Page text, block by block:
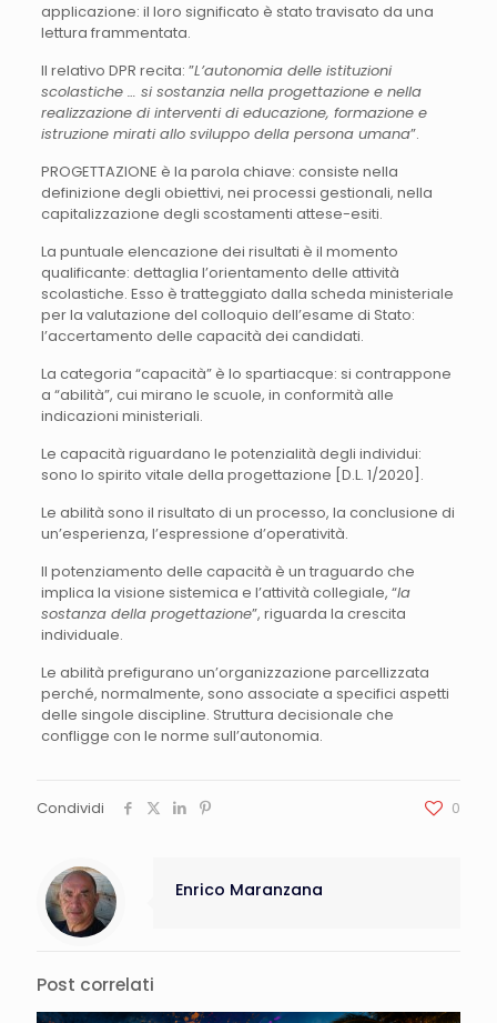
applicazione: il loro significato è stato travisato da una
lettura frammentata.
Il relativo DPR recita: ”L’autonomia delle istituzioni
scolastiche … si sostanzia nella progettazione e nella
realizzazione di interventi di educazione, formazione e
istruzione mirati allo sviluppo della persona umana”.
PROGETTAZIONE è la parola chiave: consiste nella
definizione degli obiettivi, nei processi gestionali, nella
capitalizzazione degli scostamenti attese-esiti.
La puntuale elencazione dei risultati è il momento
qualificante: dettaglia l’orientamento delle attività
scolastiche. Esso è tratteggiato dalla scheda ministeriale
per la valutazione del colloquio dell’esame di Stato:
l’accertamento delle capacità dei candidati.
La categoria “capacità” è lo spartiacque: si contrappone
a “abilità”, cui mirano le scuole, in conformità alle
indicazioni ministeriali.
Le capacità riguardano le potenzialità degli individui:
sono lo spirito vitale della progettazione [D.L. 1/2020].
Le abilità sono il risultato di un processo, la conclusione di
un’esperienza, l’espressione d’operatività.
Il potenziamento delle capacità è un traguardo che
implica la visione sistemica e l’attività collegiale, “la
sostanza della progettazione”, riguarda la crescita
individuale.
Le abilità prefigurano un’organizzazione parcellizzata
perché, normalmente, sono associate a specifici aspetti
delle singole discipline. Struttura decisionale che
confligge con le norme sull’autonomia.
Condividi 0
Enrico Maranzana
Post correlati